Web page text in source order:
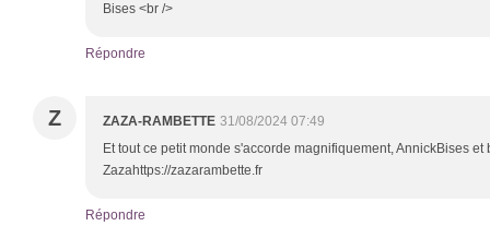
Bises <br />
Répondre
Z ZAZA-RAMBETTE 31/08/2024 07:49
Et tout ce petit monde s'accorde magnifiquement, AnnickBises et
Zazahttps://zazarambette.fr
Répondre